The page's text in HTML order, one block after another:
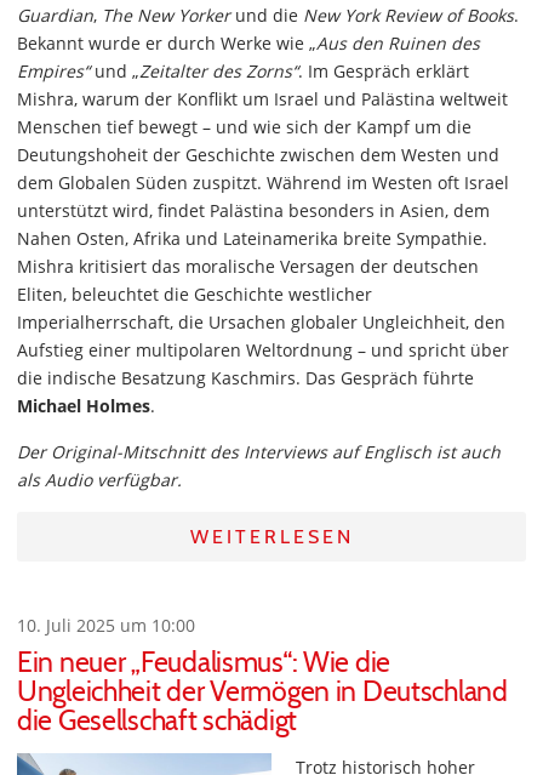
Guardian, The New Yorkerund die New York Review of Books.
Bekannt wurde er durch Werke wie „Aus den Ruinen des
Empires“und „Zeitalter des Zorns“. Im Gespräch erklärt
Mishra, warum der Konflikt um Israel und Palästina weltweit
Menschen tief bewegt – und wie sich der Kampf um die
Deutungshoheit der Geschichte zwischen dem Westen und
dem Globalen Süden zuspitzt. Während im Westen oft Israel
unterstützt wird, findet Palästina besonders in Asien, dem
Nahen Osten, Afrika und Lateinamerika breite Sympathie.
Mishra kritisiert das moralische Versagen der deutschen
Eliten, beleuchtet die Geschichte westlicher
Imperialherrschaft, die Ursachen globaler Ungleichheit, den
Aufstieg einer multipolaren Weltordnung – und spricht über
die indische Besatzung Kaschmirs. Das Gespräch führte
Michael Holmes.
Der Original-Mitschnitt des Interviews auf Englisch ist auch
als Audio verfügbar.
WEITERLESEN
10. Juli 2025 um 10:00
Ein neuer „Feudalismus“: Wie die
Ungleichheit der Vermögen in Deutschland
die Gesellschaft schädigt
Trotz historisch hoher